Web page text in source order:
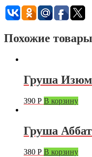
Похожие товары
Груша
390 Р В корзину
Груша
380 Р В корзину